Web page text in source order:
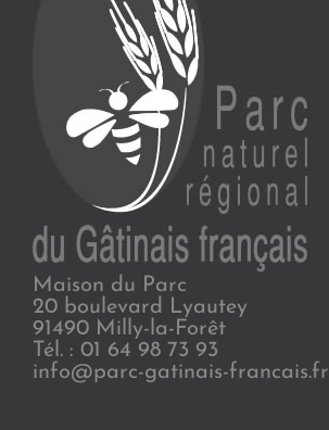
Maison du Parc
20 boulevard Lyautey
91490 Milly-la-Forêt
Tél. : 01 64 98 73 93
info@parc-gatinais-francais.fr